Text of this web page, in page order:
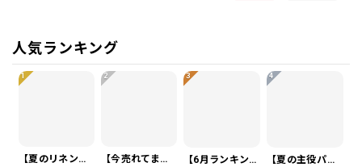
人気ランキング
1
【夏のリネンスーツ】リネンシングルブレストカジュアルスーツ SU0188
2
【今売れてます】編み込みベルト付き フラット サンダル 3color SH0128
3
【6月ランキング1位】プレートアクセントポロシャツ KA0826
4
【夏の主役パンツ】ワッフル カジュアル スリムスラックスパンツ PA0226